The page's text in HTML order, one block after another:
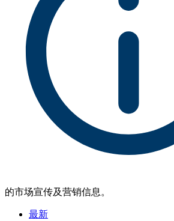
的市场宣传及营销信息。
最新